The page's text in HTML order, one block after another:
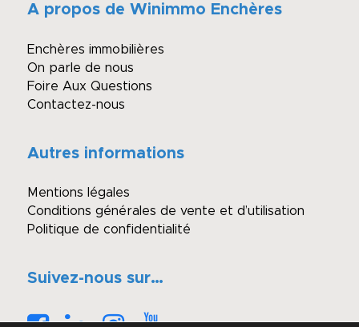
A propos de Winimmo Enchères
Enchères immobilières
On parle de nous
Foire Aux Questions
Contactez-nous
Autres informations
Mentions légales
Conditions générales de vente et d’utilisation
Politique de confidentialité
Suivez-nous sur…